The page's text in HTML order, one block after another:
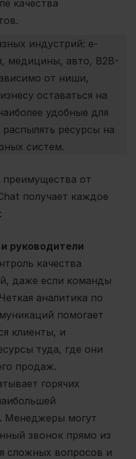
качества
индустрий: e-
медицины, авто, B2B-
от ниши,
оставаться на
удобные для
ресурсы на
систем.
от
получает каждое
руководители
качества
даже если команды
аналитика по
помогает
клиенты, и
туда, где они
продаж.
горячих
Менеджеры могут
звонок прямо из
сложных вопросов и